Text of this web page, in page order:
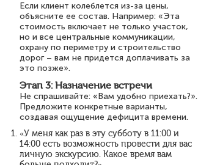
Если клиент колеблется из-за цены,
объясните ее состав. Например: «Эта
стоимость включает не только участок,
но и все центральные коммуникации,
охрану по периметру и строительство
дорог – вам не придется доплачивать за
это позже».
Этап 3: Назначение встречи
Не спрашивайте: «Вам удобно приехать?».
Предложите конкретные варианты,
создавая ощущение дефицита времени.
«У меня как раз в эту субботу в 11:00 и
14:00 есть возможность провести для вас
личную экскурсию. Какое время вам